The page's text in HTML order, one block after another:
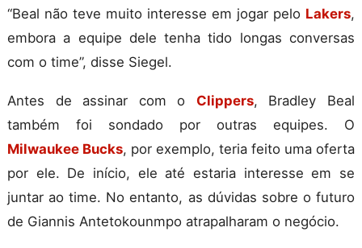
“Beal não teve muito interesse em jogar pelo Lakers,
embora a equipe dele tenha tido longas conversas
com o time”, disse Siegel.
Antes de assinar com o Clippers, Bradley Beal
também foi sondado por outras equipes. O
Milwaukee Bucks, por exemplo, teria feito uma oferta
por ele. De início, ele até estaria interesse em se
juntar ao time. No entanto, as dúvidas sobre o futuro
de Giannis Antetokounmpo atrapalharam o negócio.